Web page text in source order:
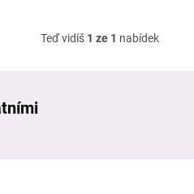
Teď vidíš 1 ze 1 nabídek